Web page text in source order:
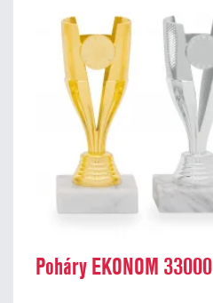
Poháry EKONOM 33000